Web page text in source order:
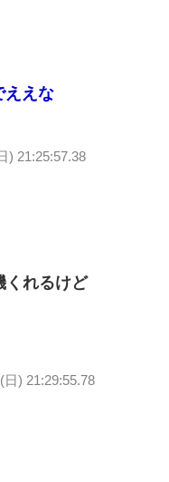
ええな
) 21:25:57.38
くれるけど
日) 21:29:55.78